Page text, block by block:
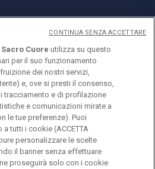
Sacro Cuore
Milano
Cuore utilizza su questo
per il suo funzionamento
dei nostri servizi,
e, ove si presti il consenso,
tracciamento e di profilazione
e comunicazioni mirate a
le tue preferenze). Puoi
tutti i cookie (ACCETTA
personalizzare le scelte
il banner senza effettuare
proseguirà solo con i cookie
CONTINUA SENZA ACCETTARE